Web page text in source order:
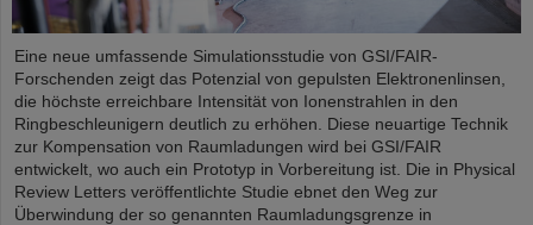
Eine neue umfassende Simulationsstudie von GSI/FAIR-
Forschenden zeigt das Potenzial von gepulsten Elektronenlinsen,
die höchste erreichbare Intensität von Ionenstrahlen in den
Ringbeschleunigern deutlich zu erhöhen. Diese neuartige Technik
zur Kompensation von Raumladungen wird bei GSI/FAIR
entwickelt, wo auch ein Prototyp in Vorbereitung ist. Die in Physical
Review Letters veröffentlichte Studie ebnet den Weg zur
Überwindung der so genannten Raumladungsgrenze in